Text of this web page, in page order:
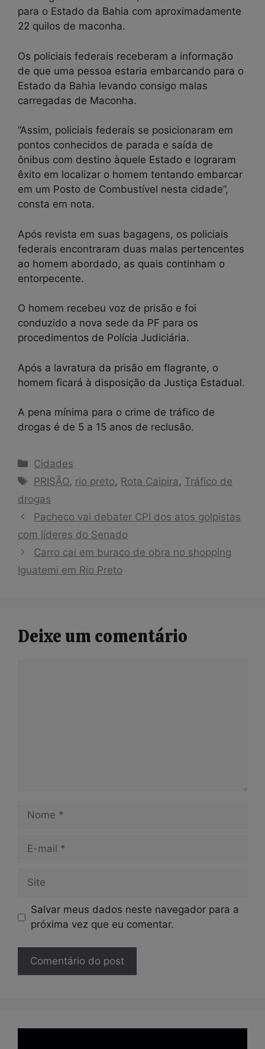
para o Estado da Bahia com aproximadamente
22 quilos de maconha.
Os policiais federais receberam a informação
de que uma pessoa estaria embarcando para o
Estado da Bahia levando consigo malas
carregadas de Maconha.
“Assim, policiais federais se posicionaram em
pontos conhecidos de parada e saída de
ônibus com destino àquele Estado e lograram
êxito em localizar o homem tentando embarcar
em um Posto de Combustível nesta cidade”,
consta em nota.
Após revista em suas bagagens, os policiais
federais encontraram duas malas pertencentes
ao homem abordado, as quais continham o
entorpecente.
O homem recebeu voz de prisão e foi
conduzido a nova sede da PF para os
procedimentos de Polícia Judiciária.
Após a lavratura da prisão em flagrante, o
homem ficará à disposição da Justiça Estadual.
A pena mínima para o crime de tráfico de
drogas é de 5 a 15 anos de reclusão.
Categorias
Cidades
Tags
PRISÃO, rio preto, Rota Caipira , Tráfico de
drogas
Pacheco vai debater CPI dos atos golpistas
com líderes do Senado
Carro cai em buraco de obra no shopping
Iguatemi em Rio Preto
Deixe um comentário
Nome
Site
Salvar meus dados neste navegador para a
próxima vez que eu comentar.